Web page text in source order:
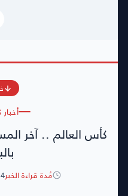
أخبار
كأس العالم .. آخر
مُدة قراءة الخبر4 دقائق